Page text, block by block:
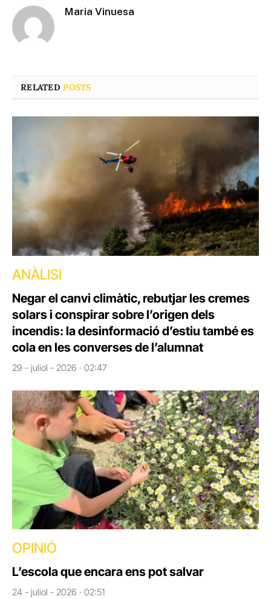
Maria Vinuesa
RELATEDPOSTS
ANÀLISI
Negar el canvi climàtic, rebutjar les cremes
solars i conspirar sobre l’origen dels
incendis: la desinformació d’estiu també es
cola en les converses de l’alumnat
29 - juliol - 2026 · 02:47
OPINIÓ
L’escola que encara ens pot salvar
24 - juliol - 2026 · 02:51